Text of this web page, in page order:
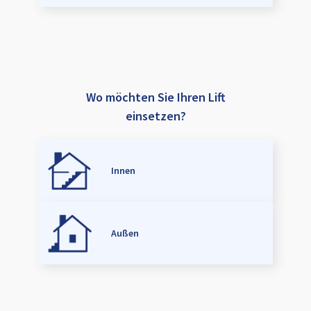
Wo möchten Sie Ihren Lift
einsetzen?
Innen
Außen